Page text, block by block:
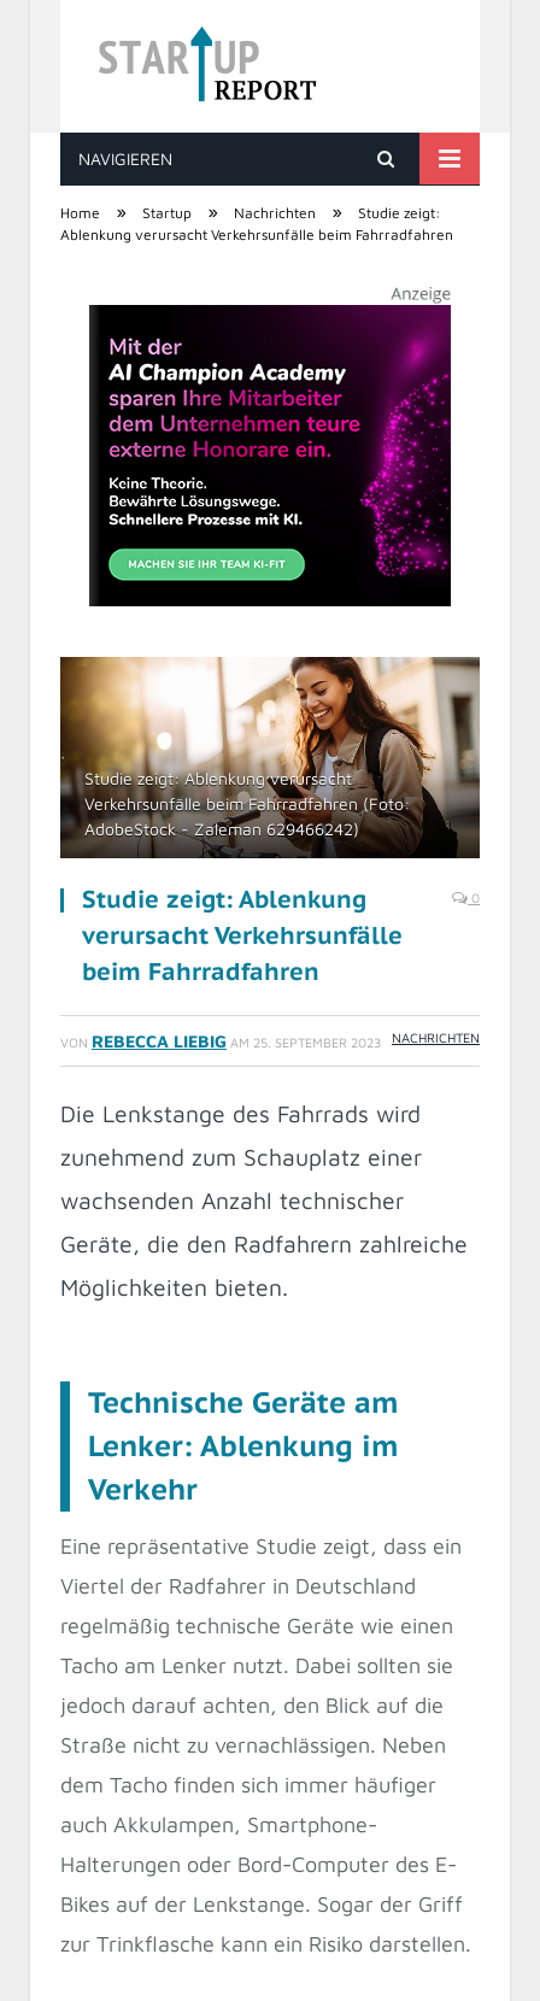
STARTUP REPORT
NAVIGIEREN
Home » Startup » Nachrichten »
Studie zeigt:
Ablenkung verursacht Verkehrsunfälle beim Fahrradfahren
Studie zeigt: Ablenkung verursacht
Verkehrsunfälle beim Fahrradfahren (Foto:
AdobeStock - Zaleman 629466242)
Studie zeigt: Ablenkung
verursacht Verkehrsunfälle
beim Fahrradfahren
0
VON REBECCA LIEBIG AM 25. SEPTEMBER 2023 NACHRICHTEN
Die Lenkstange des Fahrrads wird
zunehmend zum Schauplatz einer
wachsenden Anzahl technischer
Geräte, die den Radfahrern zahlreiche
Möglichkeiten bieten.
Technische Geräte am
Lenker: Ablenkung im
Verkehr
Eine repräsentative Studie zeigt, dass ein
Viertel der Radfahrer in Deutschland
regelmäßig technische Geräte wie einen
Tacho am Lenker nutzt. Dabei sollten sie
jedoch darauf achten, den Blick auf die
Straße nicht zu vernachlässigen. Neben
dem Tacho finden sich immer häufiger
auch Akkulampen, Smartphone-
Halterungen oder Bord-Computer des E-
Bikes auf der Lenkstange. Sogar der Griff
zur Trinkflasche kann ein Risiko darstellen.